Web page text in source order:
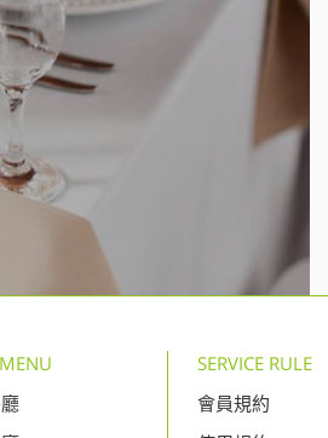
SERVICE RULE
會員規約